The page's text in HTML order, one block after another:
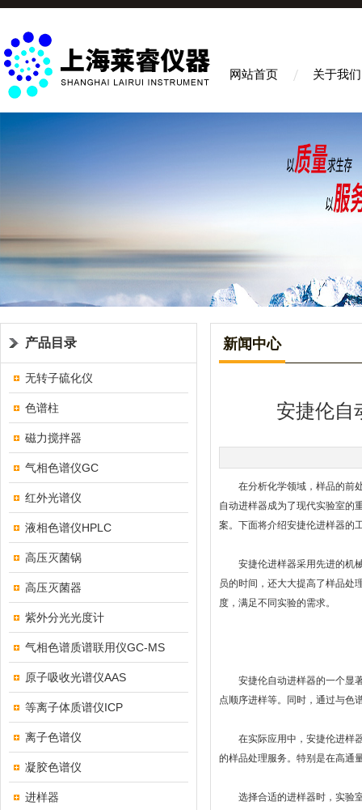
网站首页 关于我们
产品目录
无转子硫化仪
色谱柱
磁力搅拌器
气相色谱仪GC
红外光谱仪
液相色谱仪HPLC
高压灭菌锅
高压灭菌器
紫外分光光度计
气相色谱质谱联用仪GC-MS
原子吸收光谱仪AAS
等离子体质谱仪ICP
离子色谱仪
凝胶色谱仪
进样器
新闻中心
安捷伦自
在分析化学领域，样品的前处
自动进样器成为了现代实验室的
案。下面将介绍安捷伦进样器的
安捷伦进样器采用先进的机械
员的时间，还大大提高了样品处
度，满足不同实验的需求。
安捷伦自动进样器的一个显著
点顺序进样等。同时，通过与色
在实际应用中，安捷伦进样器
的样品处理服务。特别是在高通
选择合适的进样器时，实验室